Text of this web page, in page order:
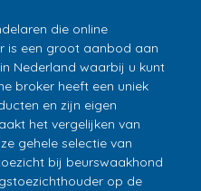
die online
is een groot aanbod aan
Nederland waarbij u kunt
broker heeft een uniek
en zijn eigen
het vergelijken van
gehele selectie van
bij beurswaakhond
op de